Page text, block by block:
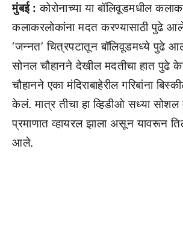
मुंबई : कोरोनाच्या या बॉलिवूडमधील
कलाकरलोकांना मदत करण्यासाठी पुढे
‘जन्नत’ चित्रपटातून बॉलिवूडमध्ये पुढे
सोनल चौहानने देखील मदतीचा हात पुढे
चौहानने एका मंदिराबाहेरील गरिबांना
केलं. मात्र तीचा हा व्हिडीओ सध्या सोशल
प्रमाणात व्हायरल झाला असून यावरून
आले.